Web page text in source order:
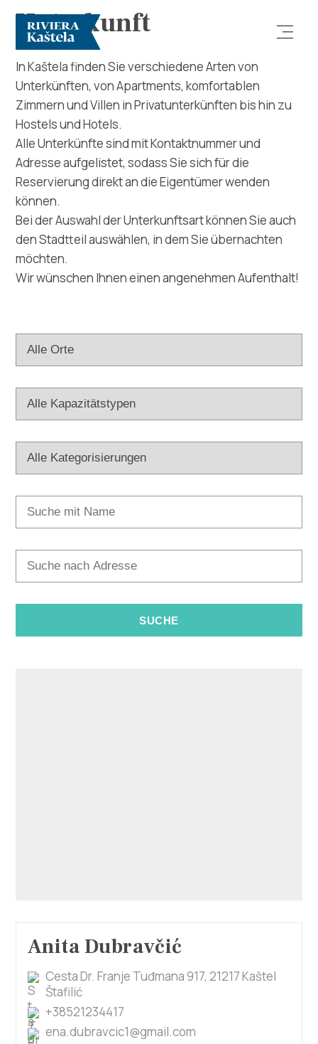
Erforsche
Destination
Was kann man machen
Info
Turistički ured
Safe in Dalmatia
de
info@kastela-info.hr
21216 Kaštel Stari, Hrvatska
Unterkunft
In Kaštela finden Sie verschiedene Arten von
Unterkünften, von Apartments, komfortablen
Zimmern und Villen in Privatunterkünften bis hin zu
Hostels und Hotels.
Alle Unterkünfte sind mit Kontaktnummer und
Adresse aufgelistet, sodass Sie sich für die
Reservierung direkt an die Eigentümer wenden
können.
Bei der Auswahl der Unterkunftsart können Sie auch
den Stadtteil auswählen, in dem Sie übernachten
möchten.
Wir wünschen Ihnen einen angenehmen Aufenthalt!
Anita Dubravčić
Cesta Dr. Franje Tuđmana 917, 21217 Kaštel
Štafilić
+38521234417
ena.dubravcic1@gmail.com